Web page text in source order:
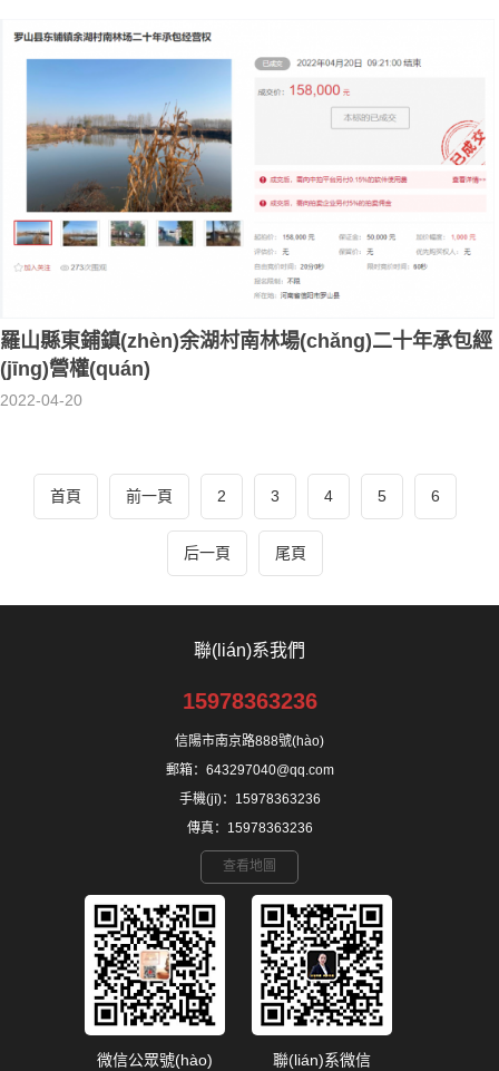
羅山縣東鋪鎮(zhèn)余湖村南林場(chǎng)二十年承包經
(jīng)營權(quán)
2022-04-20
首頁 前一頁 2 3 4 5 6
后一頁 尾頁
聯(lián)系我們
15978363236
信陽市南京路888號(hào)
郵箱：643297040@qq.com
手機(jī)：15978363236
傳真：15978363236
查看地圖
微信公眾號(hào) 聯(lián)系微信